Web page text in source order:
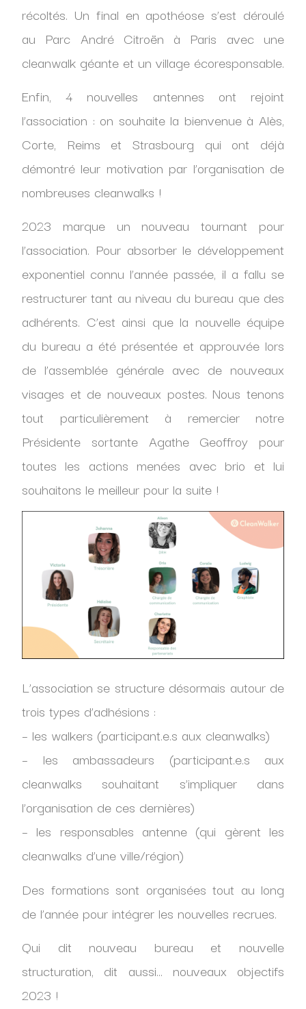
récoltés. Un final en apothéose s’est déroulé
au Parc André Citroën à Paris avec une
cleanwalk géante et un village écoresponsable.
Enfin, 4 nouvelles antennes ont rejoint
l’association : on souhaite la bienvenue à Alès,
Corte, Reims et Strasbourg qui ont déjà
démontré leur motivation par l’organisation de
nombreuses cleanwalks !
2023 marque un nouveau tournant pour
l’association. Pour absorber le développement
exponentiel connu l’année passée, il a fallu se
restructurer tant au niveau du bureau que des
adhérents. C’est ainsi que la nouvelle équipe
du bureau a été présentée et approuvée lors
de l’assemblée générale avec de nouveaux
visages et de nouveaux postes. Nous tenons
tout particulièrement à remercier notre
Présidente sortante Agathe Geoffroy pour
toutes les actions menées avec brio et lui
souhaitons le meilleur pour la suite !
L’association se structure désormais autour de
trois types d’adhésions :
– les walkers (participant.e.s aux cleanwalks)
– les ambassadeurs (participant.e.s aux
cleanwalks souhaitant s’impliquer dans
l’organisation de ces dernières)
– les responsables antenne (qui gèrent les
cleanwalks d’une ville/région)
Des formations sont organisées tout au long
de l’année pour intégrer les nouvelles recrues.
Qui dit nouveau bureau et nouvelle
structuration, dit aussi… nouveaux objectifs
2023 !